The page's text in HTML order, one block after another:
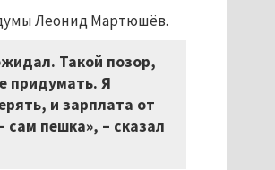
Леонид Мартюшёв.
Такой позор,
придумать. Я
и зарплата от
пешка», – сказал